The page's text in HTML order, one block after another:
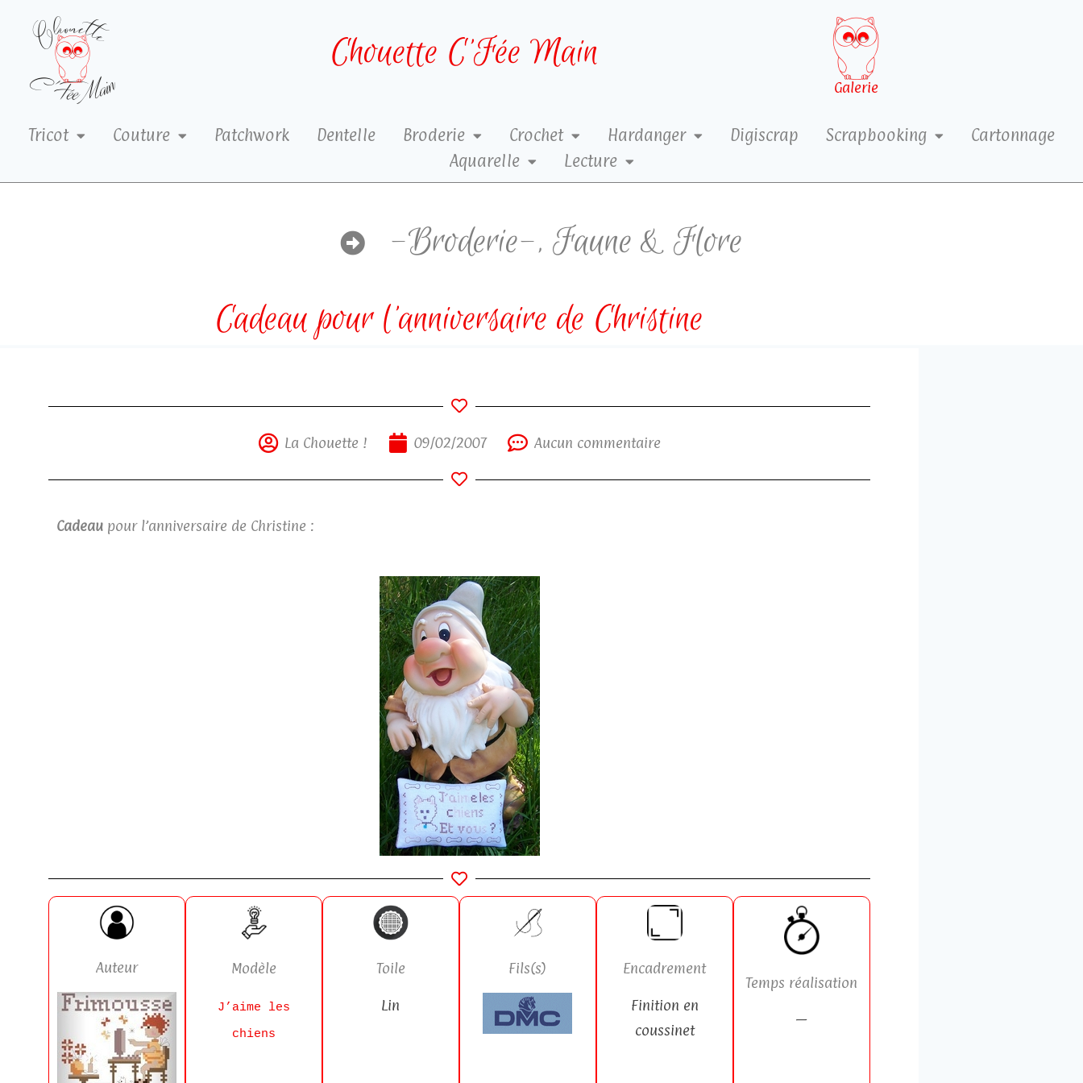
Chouette C’Fée Main
Galerie
Tricot Couture Patchwork Dentelle Broderie Crochet Hardanger Digiscrap Scrapbooking
Cartonnage
Aquarelle
Lecture
-Broderie-, Faune & Flore
Cadeau pour l’anniversaire de Christine
La Chouette ! 09/02/2007 Aucun commentaire
Cadeau pour l’anniversaire de Christine :
Auteur Modèle
J’aime les
chiens
Toile
Lin
Fils(s) Encadrement
Finition en
coussinet
Temps réalisation
—